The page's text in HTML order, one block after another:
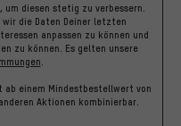
diesen stetig zu verbessern.
die Daten Deiner letzten
anpassen zu können und
zu können. Es gelten unsere
.
ab einem Mindestbestellwert von
Aktionen kombinierbar.